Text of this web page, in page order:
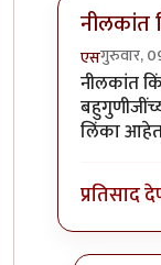
नीलकांत
एसगुरुवार,
In reply
नीलकांत
लिंका
प्रतिसाद